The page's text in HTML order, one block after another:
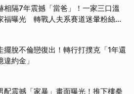
相隔7年震撼「當爸」！一家三口溫
福曝光 轉戰人夫系賽道迷暈粉絲嗨
接結婚
擺脫不倫戀復出！轉行打撲克「1年還
違約金」
配震撼「家暴」畫面曝光！推下樓拳